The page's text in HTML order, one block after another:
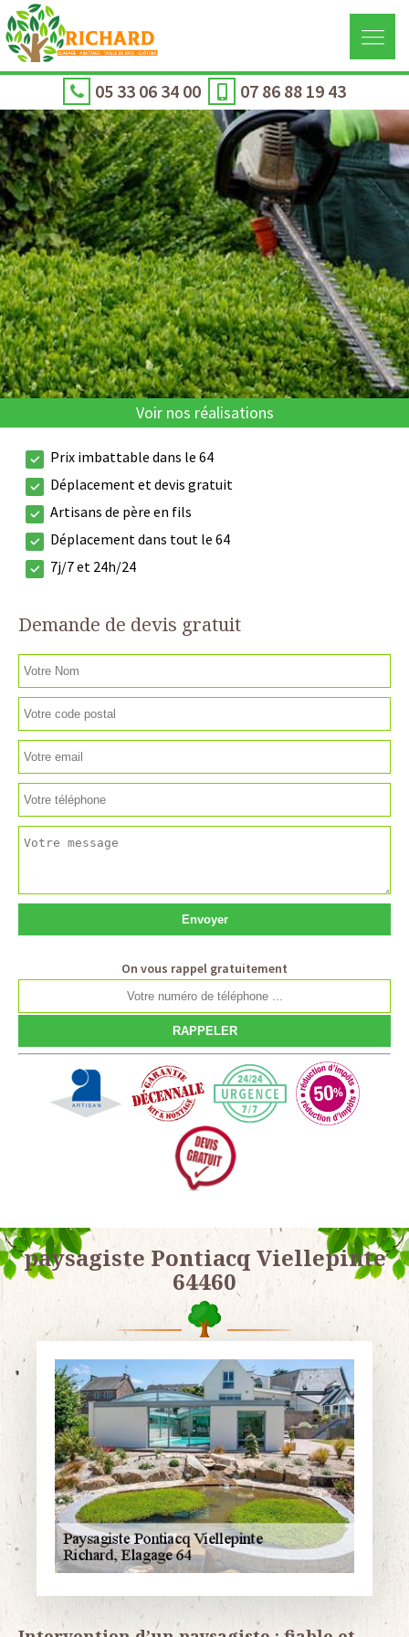
05 33 06 34 00 07 86 88 19 43
Voir nos réalisations
Prix imbattable dans le 64
Déplacement et devis gratuit
Artisans de père en fils
Déplacement dans tout le 64
7j/7 et 24h/24
Demande de devis gratuit
On vous rappel gratuitement
paysagiste Pontiacq Viellepinte
64460